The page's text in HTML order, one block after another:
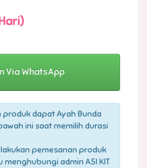
Via WhatsApp
dapat Ayah Bunda
ini saat memilih durasi
pemesanan produk
admin ASI KIT